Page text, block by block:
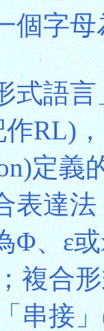
個字母
式語言
作RL)
定
表達
Φ、ε
複合
串接